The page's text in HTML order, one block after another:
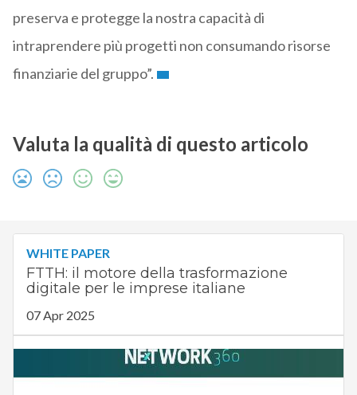
preserva e protegge la nostra capacità di
intraprendere più progetti non consumando risorse
finanziarie del gruppo”.
Valuta la qualità di questo articolo
WHITE PAPER
FTTH: il motore della trasformazione
digitale per le imprese italiane
07 Apr 2025